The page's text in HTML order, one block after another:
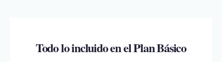
Todo lo incluido en el Plan Básico